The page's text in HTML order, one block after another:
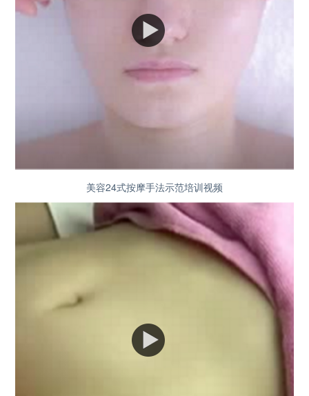
美容24式按摩手法示范培训视频